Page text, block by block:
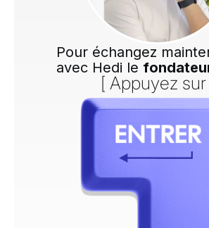
Pour échangez
avec Hedi le
[ Appuyez sur